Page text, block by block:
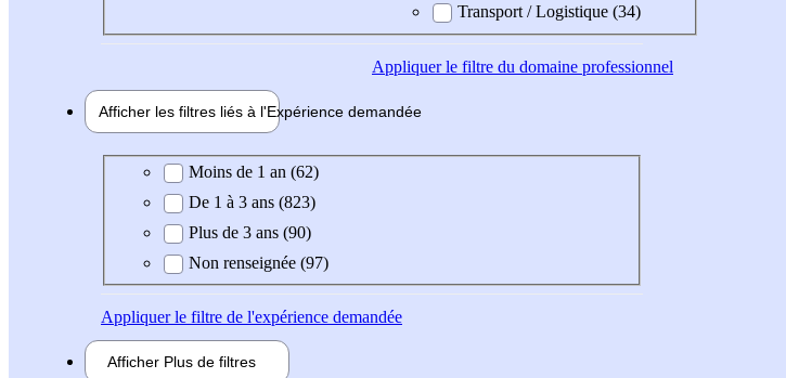
Transport / Logistique (34)
Appliquerle filtre du domaine professionnel
Afficher les filtres liés à l'Expérience demandée
Expérience demandée
Moins de 1 an (62)
De 1 à 3 ans (823)
Plus de 3 ans (90)
Non renseignée (97)
Appliquerle filtre de l'expérience demandée
Afficher Plus de filtres